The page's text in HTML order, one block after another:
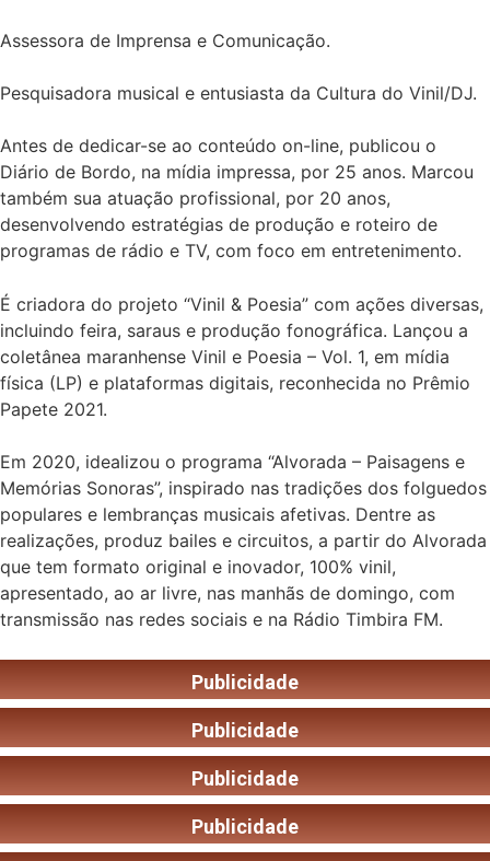
Assessora de Imprensa e Comunicação.
Pesquisadora musical e entusiasta da Cultura do Vinil/DJ.
Antes de dedicar-se ao conteúdo on-line, publicou o
Diário de Bordo, na mídia impressa, por 25 anos. Marcou
também sua atuação profissional, por 20 anos,
desenvolvendo estratégias de produção e roteiro de
programas de rádio e TV, com foco em entretenimento.
É criadora do projeto “Vinil & Poesia” com ações diversas,
incluindo feira, saraus e produção fonográfica. Lançou a
coletânea maranhense Vinil e Poesia – Vol. 1, em mídia
física (LP) e plataformas digitais, reconhecida no Prêmio
Papete 2021.
Em 2020, idealizou o programa “Alvorada – Paisagens e
Memórias Sonoras”, inspirado nas tradições dos folguedos
populares e lembranças musicais afetivas. Dentre as
realizações, produz bailes e circuitos, a partir do Alvorada
que tem formato original e inovador, 100% vinil,
apresentado, ao ar livre, nas manhãs de domingo, com
transmissão nas redes sociais e na Rádio Timbira FM.
Publicidade
Publicidade
Publicidade
Publicidade